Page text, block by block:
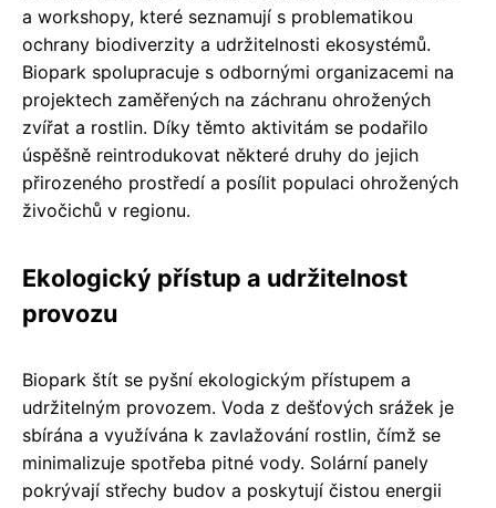
a workshopy, které seznamují s problematikou
ochrany biodiverzity a udržitelnosti ekosystémů.
Biopark spolupracuje s odbornými organizacemi na
projektech zaměřených na záchranu ohrožených
zvířat a rostlin. Díky těmto aktivitám se podařilo
úspěšně reintrodukovat některé druhy do jejich
přirozeného prostředí a posílit populaci ohrožených
živočichů v regionu.
Ekologický přístup a udržitelnost
provozu
Biopark štít se pyšní ekologickým přístupem a
udržitelným provozem. Voda z dešťových srážek je
sbírána a využívána k zavlažování rostlin, čímž se
minimalizuje spotřeba pitné vody. Solární panely
pokrývají střechy budov a poskytují čistou energii